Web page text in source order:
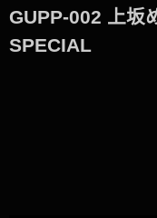
GUPP-002 上坂
SPECIAL